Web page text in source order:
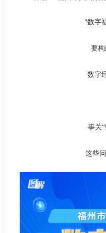
“数字福
要构
数字经
事关“
这些问